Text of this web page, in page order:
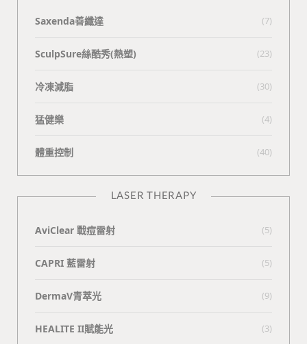
Saxenda善纖達 (7)
SculpSure絲酷秀(熱塑) (23)
冷凍減脂 (30)
猛健樂 (4)
體重控制 (40)
LASER THERAPY
AviClear 戰痘雷射 (5)
CAPRI 藍雷射 (5)
DermaV青萃光 (9)
HEALITE II賦能光 (3)